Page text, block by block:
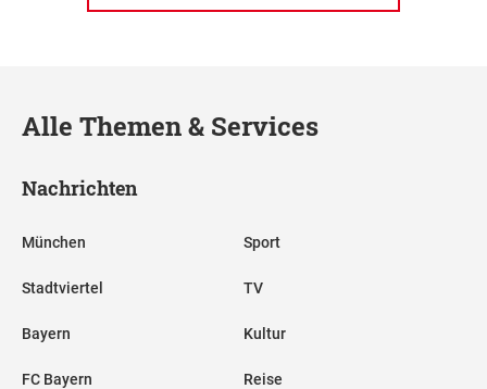
Alle Themen & Services
Nachrichten
München
Stadtviertel
Bayern
FC Bayern
Sport
TV
Kultur
Reise